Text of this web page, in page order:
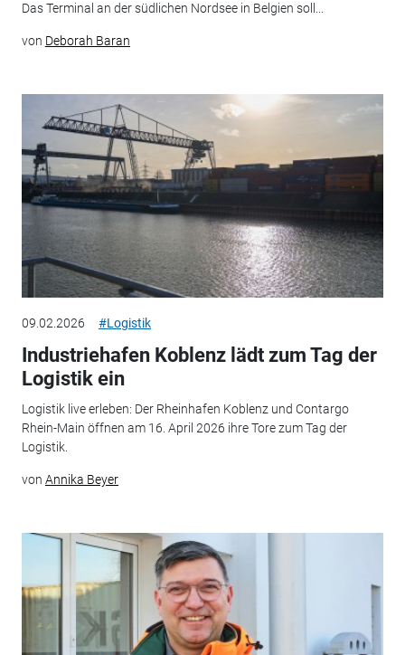
Das Terminal an der südlichen Nordsee in Belgien soll...
von Deborah Baran
09.02.2026 #Logistik
Industriehafen Koblenz lädt zum Tag der
Logistik ein
Logistik live erleben: Der Rheinhafen Koblenz und Contargo
Rhein-Main öffnen am 16. April 2026 ihre Tore zum Tag der
Logistik.
von Annika Beyer